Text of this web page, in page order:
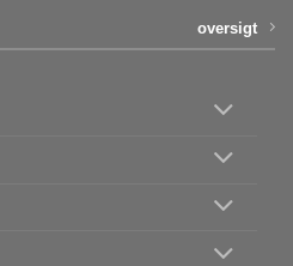
oversigt